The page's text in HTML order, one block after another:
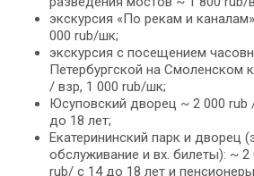
экскурсия «По рекам и
000 rub/шк;
экскурсия с посещением
Петербургской на Смоленском
/ взр, 1 000 rub/шк;
Юсуповский дворец ~ 2 000 rub
до 18 лет;
Екатерининский парк и дворец
обслуживание и вх. билеты): ~ 2
rub/ c 14 до 18 лет и